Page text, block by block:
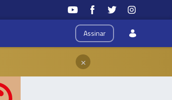
Assinar
×